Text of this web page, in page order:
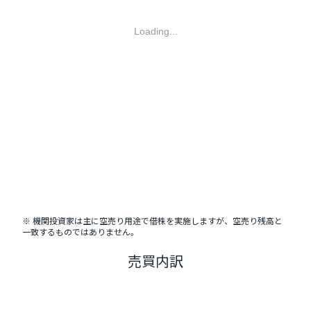
Loading...
※ 機関投資家は主に空売り用途で借株を実施しますが、空売り残高と
一致するものではありません。
売買内訳